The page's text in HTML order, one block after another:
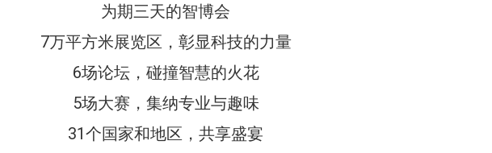
为期三天的智博会
7万平方米展览区，彰显科技的力量
6场论坛，碰撞智慧的火花
5场大赛，集纳专业与趣味
31个国家和地区，共享盛宴